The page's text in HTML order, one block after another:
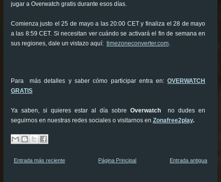
jugar a Overwatch gratis durante esos días.
Comienza justo el 25 de mayo a las 20:00 CET y finaliza el 28 de mayo
a las 8:59 CET. Si necesitan ver cuándo se activará el fin de semana en
sus regiones, dale un vistazo aquí: timezoneconverter.com.
Para más detalles y saber cómo participar entra en: OVERWATCH
GRATIS
Ya saben, si quieres estar al día sobreOverwatch no dudes en
seguirnos en nuestras redes sociales o visitarnos en Zonafree2play.
Entrada más reciente Entrada antigua
Página Principal